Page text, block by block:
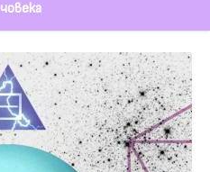
човека